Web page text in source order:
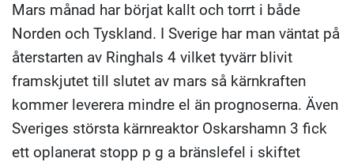
Mars månad har börjat kallt och torrt i både
Norden och Tyskland. I Sverige har man väntat på
återstarten av Ringhals 4 vilket tyvärr blivit
framskjutet till slutet av mars så kärnkraften
kommer leverera mindre el än prognoserna. Även
Sveriges största kärnreaktor Oskarshamn 3 fick
ett oplanerat stopp p g a bränslefel i skiftet